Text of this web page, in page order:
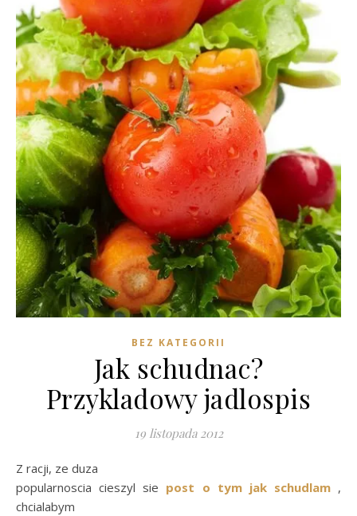
BEZ KATEGORII
Jak schudnac?
Przykladowy jadlospis
19 listopada 2012
Z racji, ze duza
popularnoscia cieszyl sie post o tym jak schudlam,
chcialabym